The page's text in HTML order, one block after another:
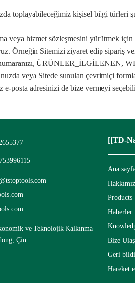
toplayabileceğimiz kişisel bilgi türleri
veya hizmet sözleşmesini yürütmek
Örneğin Sitemizi ziyaret edip sipariş
ÜRÜNLER_İLGİLENEN,
veya Sitede sunulan çevrimiçi
e-posta adresinizi de bize vermeyi
ve Teknolojik Kalkınma
Çin
[[TD-
Ana sayfa
Products
Haberler
Bize
Geri
Hareket